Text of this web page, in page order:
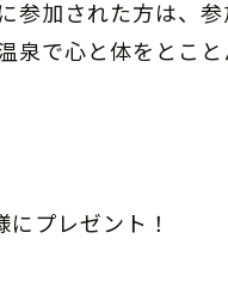
に参加された方は、
泉で心と体をとこ
プレゼント！